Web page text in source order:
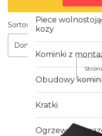
Piece
kozy
Kominki z
Obudowy
Kratki
Ogrzewacze
Lista produktów
Sortowanie:
Domyślne